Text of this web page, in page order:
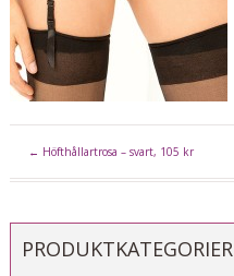
← Höfthållartrosa – svart, 105 kr
PRODUKTKATEGORIER